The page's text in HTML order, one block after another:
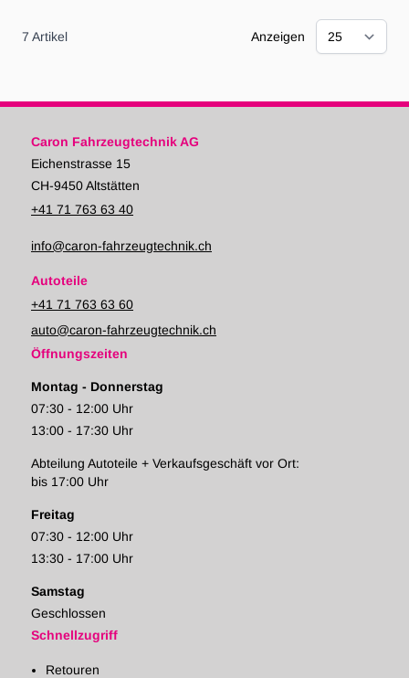
7 Artikel Anzeigen
Caron Fahrzeugtechnik AG
Eichenstrasse 15
CH-9450 Altstätten
+41 71 763 63 40
info@caron-fahrzeugtechnik.ch
Autoteile
+41 71 763 63 60
auto@caron-fahrzeugtechnik.ch
Öffnungszeiten
Montag - Donnerstag
07:30 - 12:00 Uhr
13:00 - 17:30 Uhr
Abteilung Autoteile + Verkaufsgeschäft vor Ort:
bis 17:00 Uhr
Freitag
07:30 - 12:00 Uhr
13:30 - 17:00 Uhr
Samstag
Geschlossen
Schnellzugriff
Retouren